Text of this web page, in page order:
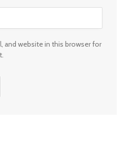
and website in this browser for